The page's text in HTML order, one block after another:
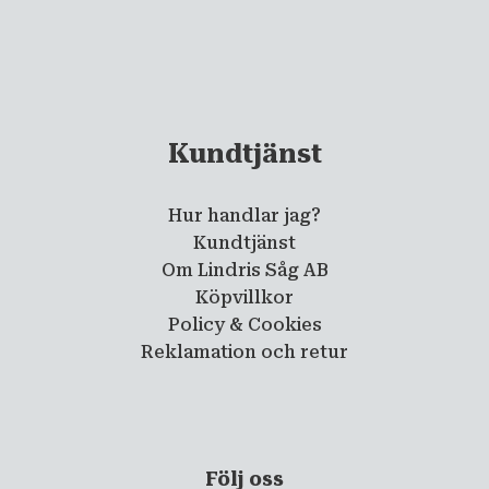
Kundtjänst
Hur handlar jag?
Kundtjänst
Om Lindris Såg AB
Köpvillkor
Policy & Cookies
Reklamation och retur
Följ oss